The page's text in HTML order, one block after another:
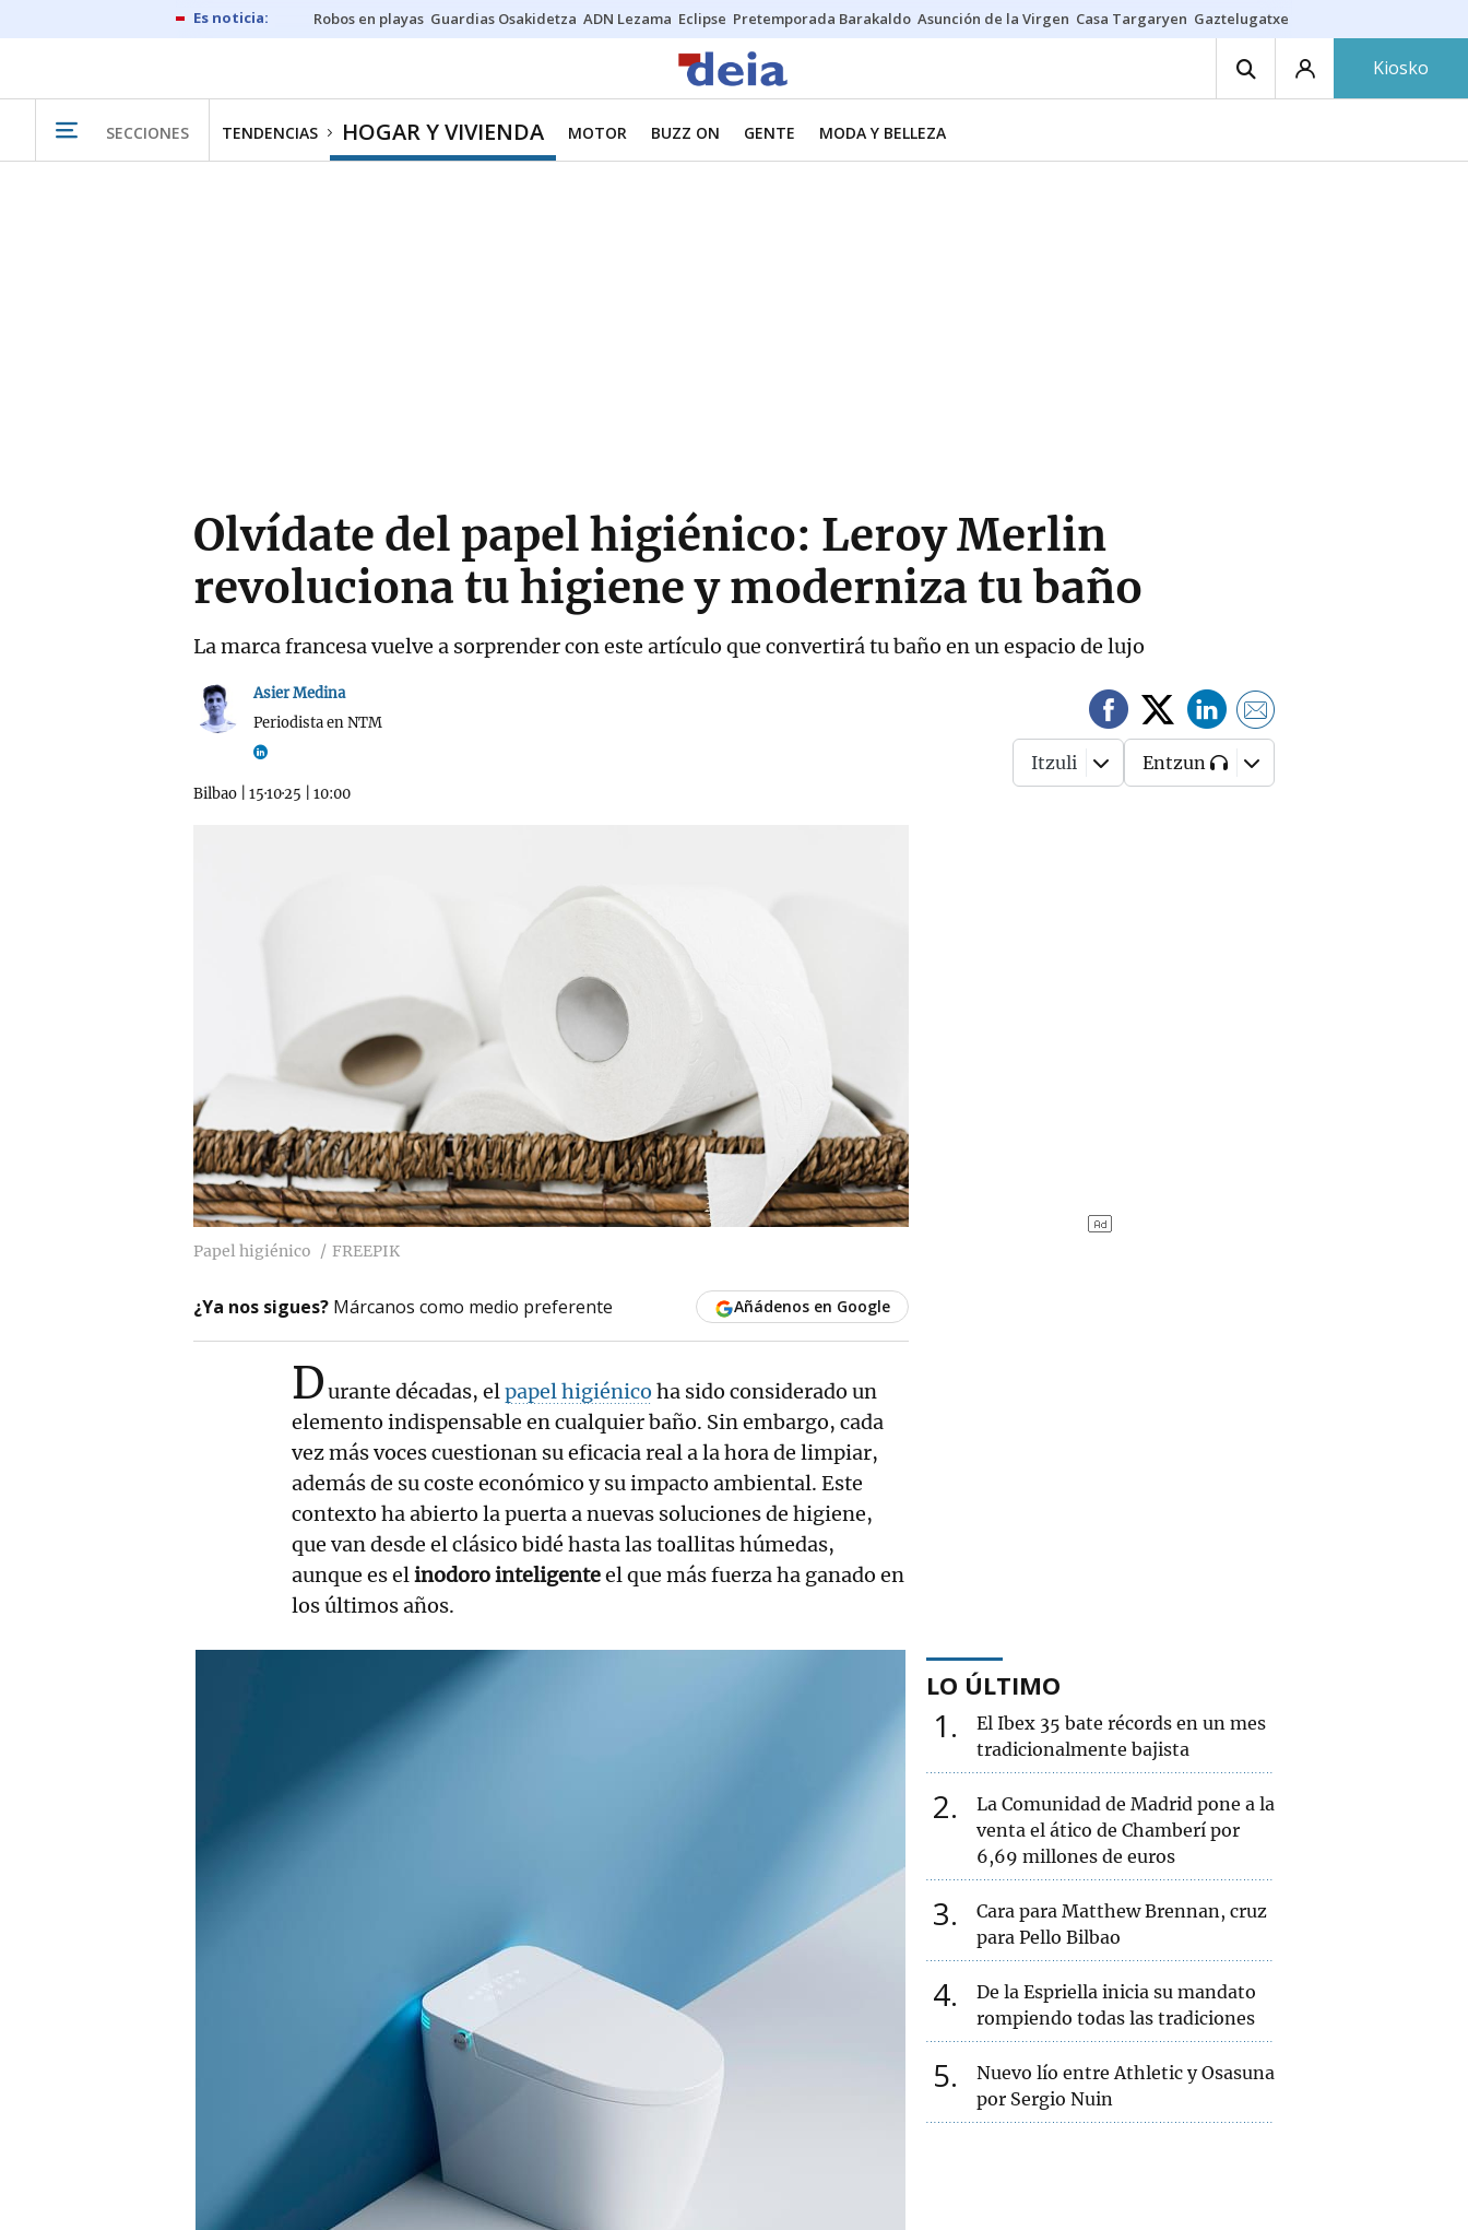
Robos en playas Guardias Osakidetza ADN Lezama Eclipse Pretemporada Barakaldo Asunción de la Virgen Casa Targaryen Gaztelugatxe
Kiosko
SECCIONES TENDENCIAS HOGAR Y VIVIENDA MOTOR BUZZ ON GENTE MODA Y BELLEZA
Olvídate del papel higiénico: Leroy Merlin
revoluciona tu higiene y moderniza tu baño
La marca francesa vuelve a sorprender con este artículo que convertirá tu baño en un espacio de lujo
Asier Medina
Periodista en NTM
Bilbao 15·10·25 10:00
Itzuli Entzun
Papel higiénico FREEPIK
¿Ya nos sigues? Márcanos como medio preferente Añádenos en Google
Durante décadas, elpapel higiénico ha sido considerado un
elemento indispensable en cualquier baño. Sin embargo, cada
vez más voces cuestionan su eficacia real a la hora de limpiar,
además de su coste económico y su impacto ambiental. Este
contexto ha abierto la puerta a nuevas soluciones de higiene,
que van desde el clásico bidé hasta las toallitas húmedas,
aunque es elinodoro inteligenteel que más fuerza ha ganado en
los últimos años.
LO ÚLTIMO
1
El Ibex 35 bate récords en un mes
tradicionalmente bajista
2
La Comunidad de Madrid pone a la
venta el ático de Chamberí por
6,69 millones de euros
3
Cara para Matthew Brennan, cruz
para Pello Bilbao
4
De la Espriella inicia su mandato
rompiendo todas las tradiciones
5
Nuevo lío entre Athletic y Osasuna
por Sergio Nuin